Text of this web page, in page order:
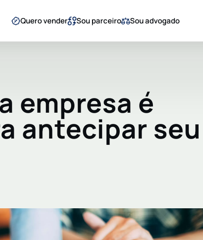
Quero vender Sou parceiro Sou advogado
empresa é
antecipar seu